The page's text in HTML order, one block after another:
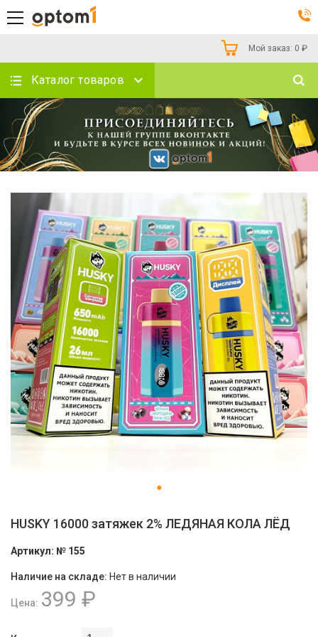
Мой заказ: 0 ₽
Каталог товаров
HUSKY 16000 затяжек 2% ЛЕДЯНАЯ КОЛА ЛЁД
Артикул: № 155
Наличие на складе: Нет в наличии
Цена: 399 ₽